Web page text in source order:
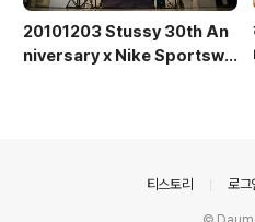
20101203 Stussy 30th An
niversary x Nike Sportswe
티스토리 로그